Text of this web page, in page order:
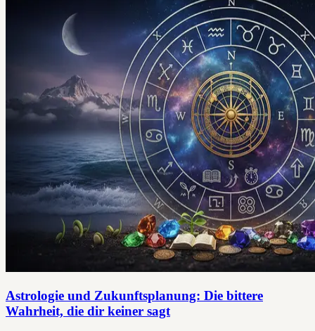
Astrologie und Zukunftsplanung: Die bittere
Wahrheit, die dir keiner sagt